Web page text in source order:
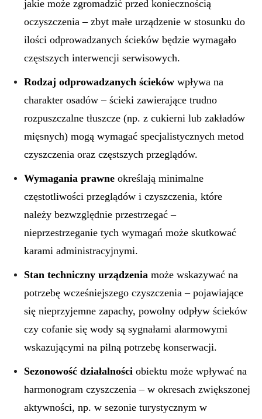
jakie może zgromadzić przed koniecznością
oczyszczenia – zbyt małe urządzenie w stosunku do
ilości odprowadzanych ścieków będzie wymagało
częstszych interwencji serwisowych.
Rodzaj odprowadzanych ścieków wpływa na
charakter osadów – ścieki zawierające trudno
rozpuszczalne tłuszcze (np. z cukierni lub zakładów
mięsnych) mogą wymagać specjalistycznych metod
czyszczenia oraz częstszych przeglądów.
Wymagania prawne określają minimalne
częstotliwości przeglądów i czyszczenia, które
należy bezwzględnie przestrzegać –
nieprzestrzeganie tych wymagań może skutkować
karami administracyjnymi.
Stan techniczny urządzenia może wskazywać na
potrzebę wcześniejszego czyszczenia – pojawiające
się nieprzyjemne zapachy, powolny odpływ ścieków
czy cofanie się wody są sygnałami alarmowymi
wskazującymi na pilną potrzebę konserwacji.
Sezonowość działalności obiektu może wpływać na
harmonogram czyszczenia – w okresach zwiększonej
aktywności, np. w sezonie turystycznym w